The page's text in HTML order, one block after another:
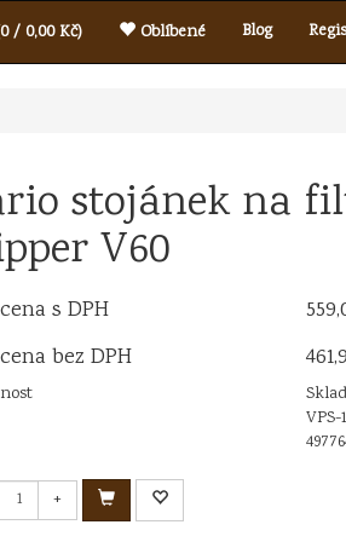
Blog
/ 0,00 Kč) Oblíbené
stojánek na
V60
s DPH
bez DPH
VPS-
+